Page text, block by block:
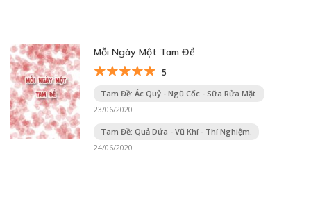
Mỗi Ngày Một Tam Đề
5
Tam Đề: Ác Quỷ - Ngũ Cốc - Sữa Rửa Mặt.
23/06/2020
Tam Đề: Quả Dứa - Vũ Khí - Thí Nghiệm.
24/06/2020